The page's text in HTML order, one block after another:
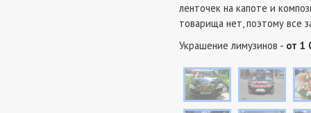
ленточек на капоте и
товарища нет, поэтому все
Украшение лимузинов - от 1